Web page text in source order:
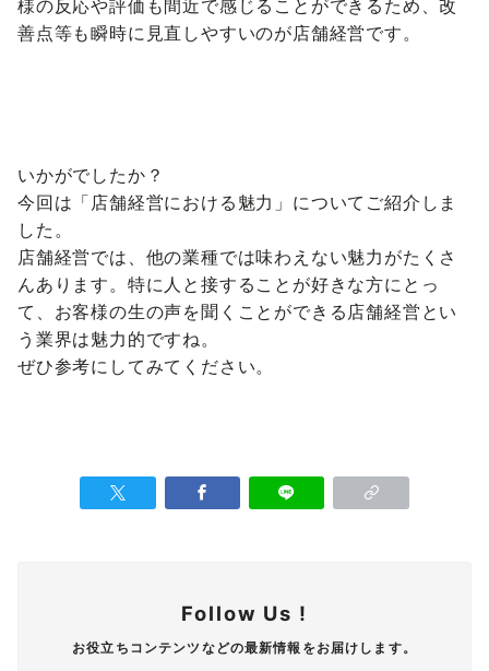
様の反応や評価も間近で感じることができるため、改
善点等も瞬時に見直しやすいのが店舗経営です。
いかがでしたか？
今回は「店舗経営における魅力」についてご紹介しま
した。
店舗経営では、他の業種では味わえない魅力がたくさ
んあります。特に人と接することが好きな方にとっ
て、お客様の生の声を聞くことができる店舗経営とい
う業界は魅力的ですね。
ぜひ参考にしてみてください。
Follow Us !
お役立ちコンテンツなどの最新情報をお届けします。